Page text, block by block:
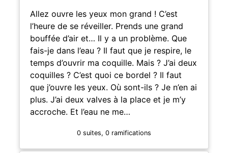
Allez ouvre les yeux mon grand ! C’est
l’heure de se réveiller. Prends une grand
bouffée d’air et… Il y a un problème. Que
fais-je dans l’eau ? Il faut que je respire, le
temps d’ouvrir ma coquille. Mais ? J’ai deux
coquilles ? C’est quoi ce bordel ? Il faut
que j’ouvre les yeux. Où sont-ils ? Je n’en ai
plus. J’ai deux valves à la place et je m’y
accroche. Et l’eau ne me…
0 suites, 0 ramifications